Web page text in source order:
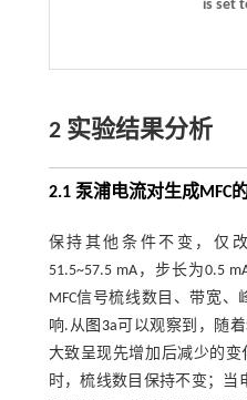
is set
2 实验结果分析
2.1 泵浦电流对生成MFC
保持其他条件不变，仅
51.5~57.5 mA，步长为0.5
MFC信号梳线数目、带宽
响.从图3a可以观察到，随着
大致呈现先增加后减少的变
时，梳线数目保持不变；当